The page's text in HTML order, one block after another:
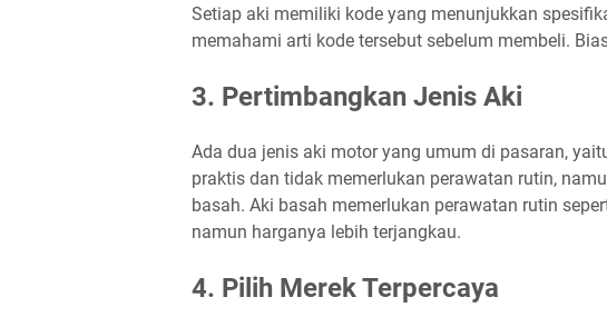
Setiap aki memiliki kode yang menunjukkan
memahami arti kode tersebut sebelum membeli.
3. Pertimbangkan Jenis Aki
Ada dua jenis aki motor yang umum di pasaran,
praktis dan tidak memerlukan perawatan rutin,
basah. Aki basah memerlukan perawatan rutin
namun harganya lebih terjangkau.
4. Pilih Merek Terpercaya